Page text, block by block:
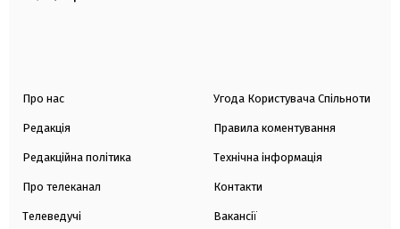
Про нас
Редакція
Редакційна політика
Про телеканал
Телеведучі
Угода Користувача Спільноти
Правила коментування
Технічна інформація
Контакти
Вакансії